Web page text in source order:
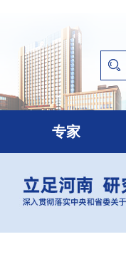
专家